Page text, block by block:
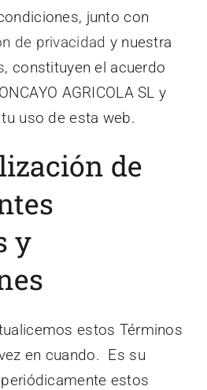
junto con
de privacidad y nuestra
, constituyen el acuerdo
AGRICOLA SL y
uso de esta web.
de
y
estos Términos
en cuando. Es su
estos